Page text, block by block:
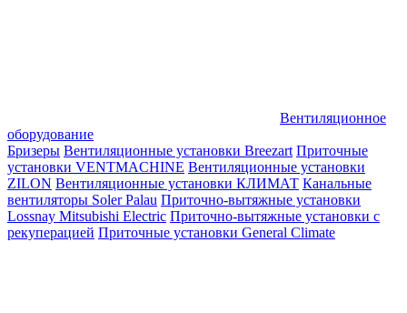
Вентиляционное
оборудование
Бризеры Вентиляционные установки Breezart Приточные
установки VENTMACHINE Вентиляционные установки
ZILON Вентиляционные установки КЛИМАТ Канальные
вентиляторы Soler Palau Приточно-вытяжные установки
Lossnay Mitsubishi Electric Приточно-вытяжные установки с
рекуперацией Приточные установки General Climate